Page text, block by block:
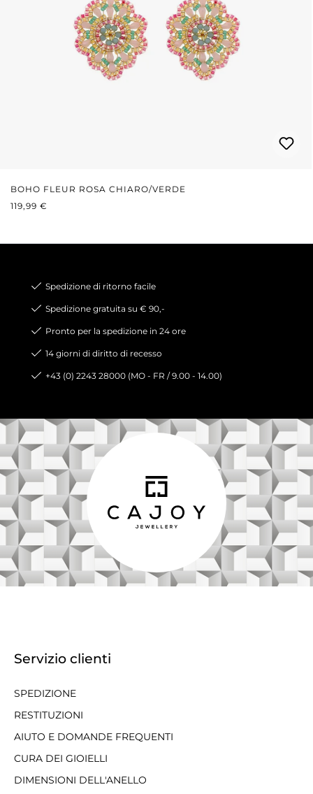
BOHO FLEUR ROSA CHIARO/VERDE
PREZZO NORMALE:
119,99 €
Spedizione di ritorno facile
Spedizione gratuita su € 90,-
Pronto per la spedizione in 24 ore
14 giorni di diritto di recesso
+43 (0) 2243 28000 (MO - FR / 9.00 - 14.00)
Servizio clienti
SPEDIZIONE
RESTITUZIONI
AIUTO E DOMANDE FREQUENTI
CURA DEI GIOIELLI
DIMENSIONI DELL'ANELLO